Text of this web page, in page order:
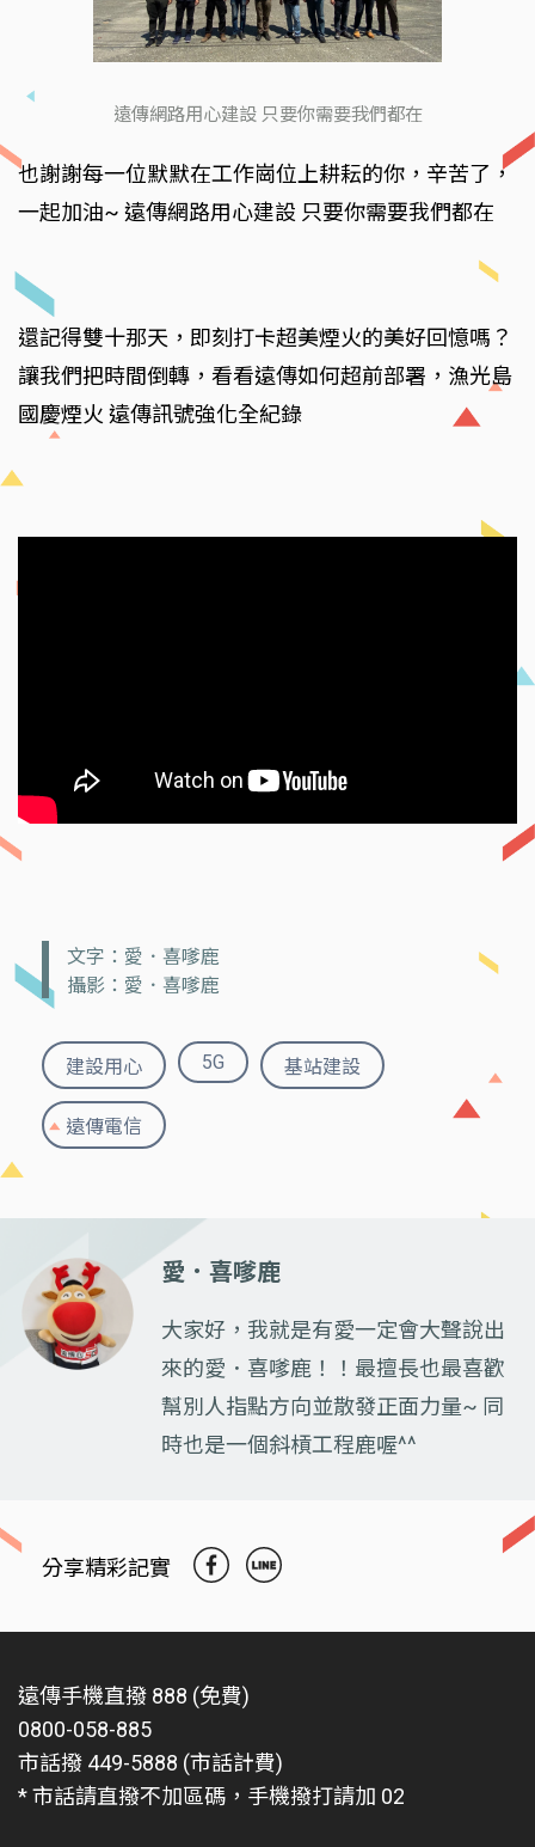
遠傳網路用心建設 只要你需要我們都在
也謝謝每一位默默在工作崗位上耕耘的你，辛苦了，
一起加油~ 遠傳網路用心建設 只要你需要我們都在
還記得雙十那天，即刻打卡超美煙火的美好回憶嗎？
讓我們把時間倒轉，看看遠傳如何超前部署，漁光島
國慶煙火 遠傳訊號強化全紀錄
文字：愛．喜嗲鹿
攝影：愛．喜嗲鹿
建設用心 5G 基站建設
遠傳電信
愛．喜嗲鹿
大家好，我就是有愛一定會大聲說出
來的愛．喜嗲鹿！！最擅長也最喜歡
幫別人指點方向並散發正面力量~ 同
時也是一個斜槓工程鹿喔^^
分享精彩記實
遠傳手機直撥 888 (免費)
0800-058-885
市話撥 449-5888 (市話計費)
* 市話請直撥不加區碼，手機撥打請加 02